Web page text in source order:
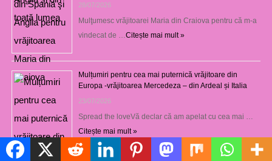
28/07/2026
Mulţumesc vrăjitoarei Maria din Craiova pentru că m-a
vindecat de …Citește mai mult »
Mulțumiri pentru cea mai puternică vrăjitoare din
Europa -vrăjitoarea Mercedeza – din Ardeal și Italia
23/07/2026
Spread the loveVă declar că am apelat cu cea mai …
Citește mai mult »
Politică de cookie-uri